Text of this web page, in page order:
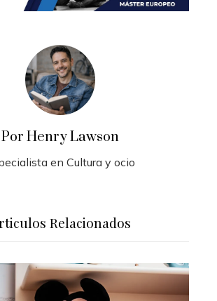
Por Henry Lawson
en Cultura y ocio
Relacionados